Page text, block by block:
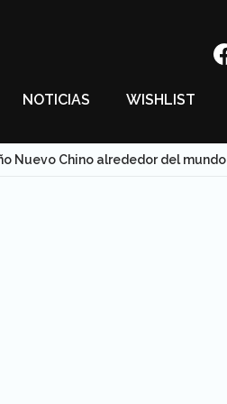
NOTICIAS WISHLIST
Nuevo Chino alrededor del mundo